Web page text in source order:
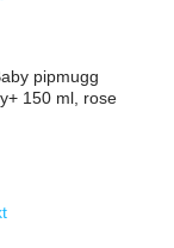
pipmugg
150 ml, rose